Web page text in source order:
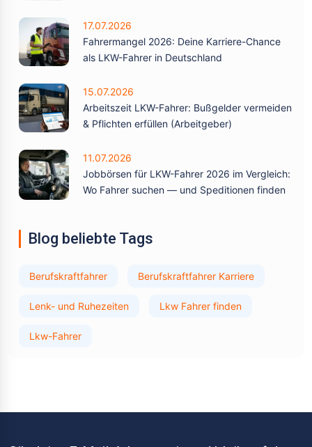
17.07.2026
Fahrermangel 2026: Deine Karriere-Chance
als LKW-Fahrer in Deutschland
15.07.2026
Arbeitszeit LKW-Fahrer: Bußgelder vermeiden
& Pflichten erfüllen (Arbeitgeber)
11.07.2026
Jobbörsen für LKW-Fahrer 2026 im Vergleich:
Wo Fahrer suchen — und Speditionen finden
Blog beliebte Tags
Berufskraftfahrer Berufskraftfahrer Karriere
Lenk- und Ruhezeiten Lkw Fahrer finden
Lkw-Fahrer